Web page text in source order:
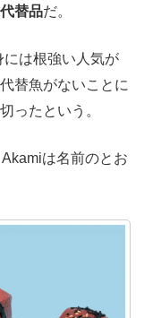
替品だ。
は根強い人気が
替魚がないことに
ったという。
Akamiは名前のとお